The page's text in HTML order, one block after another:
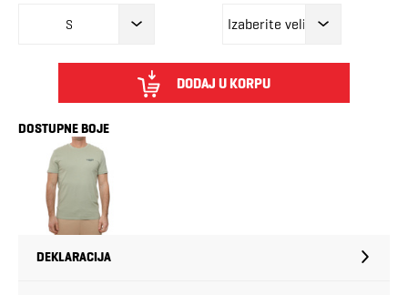
S
DODAJ U KORPU
DOSTUPNE BOJE
DEKLARACIJA